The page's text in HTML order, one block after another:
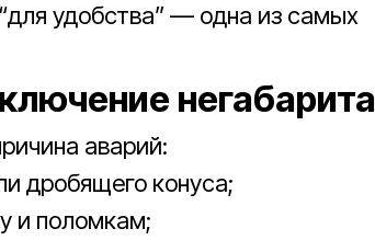
удобства” — одна из самых
негабарита
аварий:
дробящего конуса;
и поломкам;